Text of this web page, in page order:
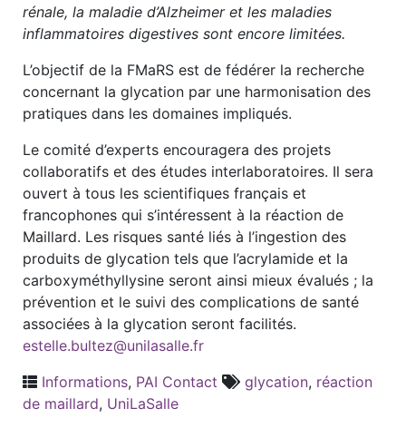
rénale, la maladie d’Alzheimer et les maladies
inflammatoires digestives sont encore limitées.
L’objectif de la FMaRS est de fédérer la recherche
concernant la glycation par une harmonisation des
pratiques dans les domaines impliqués.
Le comité d’experts encouragera des projets
collaboratifs et des études interlaboratoires. Il sera
ouvert à tous les scientifiques français et
francophones qui s’intéressent à la réaction de
Maillard. Les risques santé liés à l’ingestion des
produits de glycation tels que l’acrylamide et la
carboxyméthyllysine seront ainsi mieux évalués ; la
prévention et le suivi des complications de santé
associées à la glycation seront facilités.
estelle.bultez@unilasalle.fr
Informations, PAI Contact glycation, réaction
de maillard, UniLaSalle